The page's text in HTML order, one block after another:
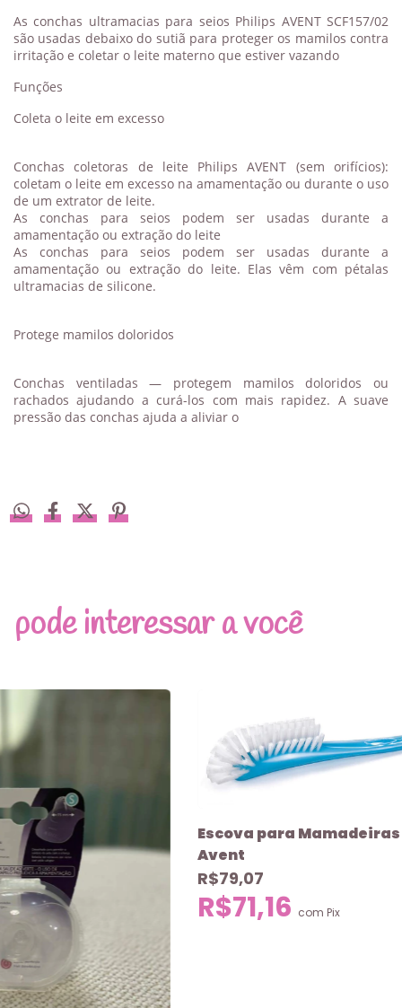
As conchas ultramacias para seios Philips AVENT SCF157/02
são usadas debaixo do sutiã para proteger os mamilos contra
irritação e coletar o leite materno que estiver vazando
Funções
Coleta o leite em excesso
Conchas coletoras de leite Philips AVENT (sem orifícios):
coletam o leite em excesso na amamentação ou durante o uso
de um extrator de leite.
As conchas para seios podem ser usadas durante a
amamentação ou extração do leite
As conchas para seios podem ser usadas durante a
amamentação ou extração do leite. Elas vêm com pétalas
ultramacias de silicone.
Protege mamilos doloridos
Conchas ventiladas — protegem mamilos doloridos ou
rachados ajudando a curá-los com mais rapidez. A suave
pressão das conchas ajuda a aliviar o
pode interessar a você
Escova para Mamadeiras
Avent
R$79,07
R$71,16 com Pix